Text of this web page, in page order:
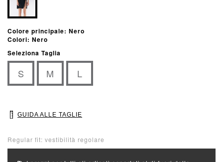
Colore principale: Nero
Colori: Nero
Seleziona Taglia
S M L
GUIDA ALLE TAGLIE
Regular fit: vestibilità regolare